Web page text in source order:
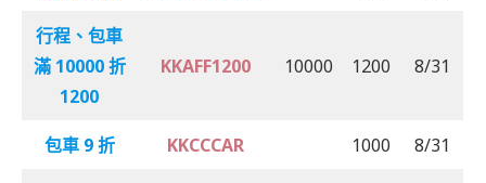
行程、包車
滿 10000 折
1200
KKAFF1200 10000 1200 8/31
包車 9 折 KKCCCAR 1000 8/31